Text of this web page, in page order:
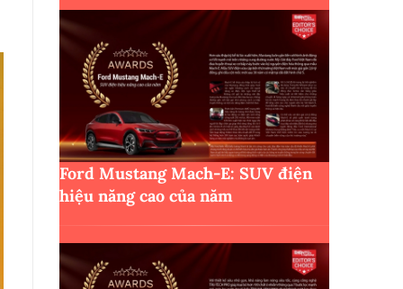
Ford Mustang Mach-E: SUV điện
hiệu năng cao của năm